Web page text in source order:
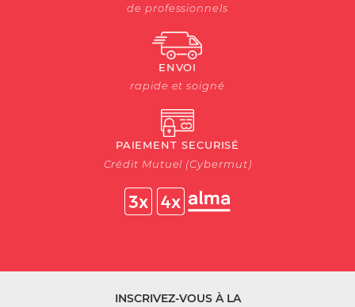
de professionnels
ENVOI
rapide et soigné
PAIEMENT SECURISÉ
Crédit Mutuel (Cybermut)
INSCRIVEZ-VOUS À LA